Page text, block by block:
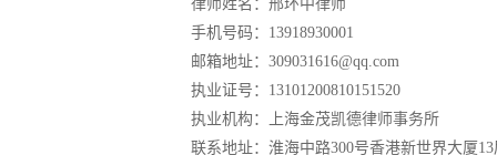
律师姓名：邢环中律师
手机号码：13918930001
邮箱地址：309031616@qq.com
执业证号：13101200810151520
执业机构：上海金茂凯德律师事务所
联系地址：淮海中路300号香港新世界大厦13